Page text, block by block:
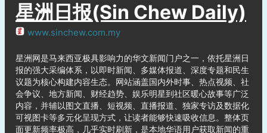
星洲日报(Sin Chew Daily)
www.sinchew.com.my
星洲网是马来西亚极具影响力的华文新闻门户之一，依托星洲日
报的强大采编体系，以即时新闻、多媒体报道、深度专题和民生
议题为核心构建内容生态。网站涵盖国内外时事、热点视频、社
会争议、地方新闻、财经趋势、娱乐明星到社区暖心故事等广泛
内容，并辅以图文直播、短视频、直播报道、独家专访及数据化
可视图卡等多元化呈现方式，让读者能够快速吸收信息。整体页
面更新频率极高，几乎实时刷新，是本地华语用户获取新闻的重